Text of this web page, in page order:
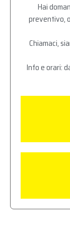
Hai
preventivo,
Chiamaci,
Info e orari: